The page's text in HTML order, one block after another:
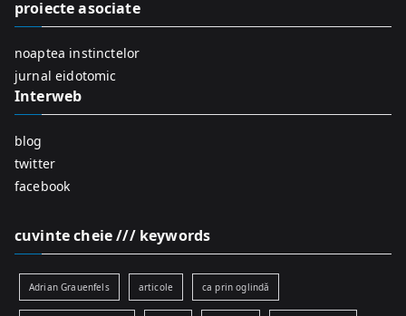
o
proiecte asociate
noaptea instinctelor
jurnal eidotomic
Interweb
blog
twitter
facebook
cuvinte cheie /// keywords
Adrian Grauenfels articole ca prin oglindă